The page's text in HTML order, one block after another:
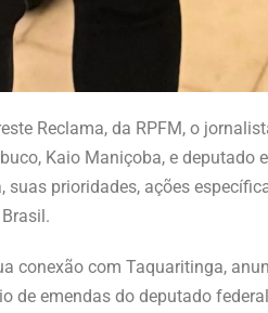
Reclama, da RPFM, o
Kaio Maniçoba, e
suas prioridades, ações
conexão com Taquaritinga,
de emendas do deputado